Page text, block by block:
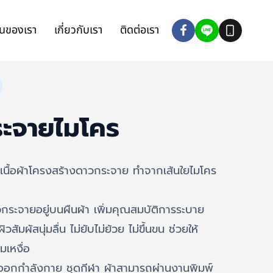
องเรา เกี่ยวกับเรา ติดต่อเรา
จายไมโคร
นื้อผ้าโครงสร้างดาวกระจาย ทำจากเส้นใยไมโคร
ระจายอยู่บนผืนผ้า เพิ่มคุณสมบัติการระบาย
สัมผัสนุ่มลื่น ไม่ยับไม่ย้วย ไม่ขึ้นขน ช่วยให้
เหงื่อ
อกกำลังกาย ชุดกีฬา ผ้าสามารถผ่านงานพิมพ์